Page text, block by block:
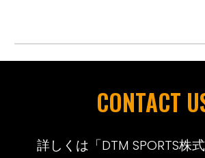
CONTACT
詳しくは「DTM SPORTS株